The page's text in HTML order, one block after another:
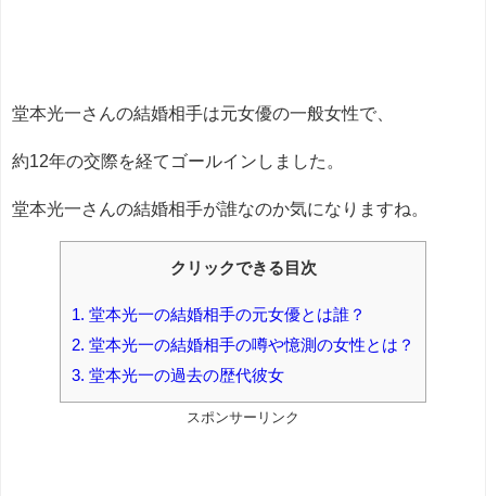
堂本光一さんの結婚相手は元女優の一般女性で、
約12年の交際を経てゴールインしました。
堂本光一さんの結婚相手が誰なのか気になりますね。
クリックできる目次
1. 堂本光一の結婚相手の元女優とは誰？
2. 堂本光一の結婚相手の噂や憶測の女性とは？
3. 堂本光一の過去の歴代彼女
スポンサーリンク